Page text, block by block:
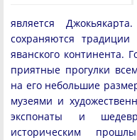
является
сохраняются
яванского континента.
приятные прогулки
на его небольшие
музеями и
экспонаты и
историческим